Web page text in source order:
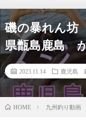
磯の暴れん
県甑島鹿島
2023.11.14 鹿児島
HOME 九州釣り動画